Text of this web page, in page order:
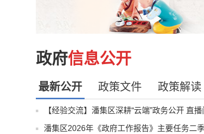
政府信息公开
最新公开 政策文件 政策解读
【经验交流】潘集区深耕“云端”政务公开 直
潘集区2026年《政府工作报告》主要任务二